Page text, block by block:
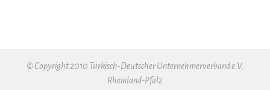
© Copyright 2010 Türkisch-Deutscher Unternehmerverband e.V.
Rheinland-Pfalz